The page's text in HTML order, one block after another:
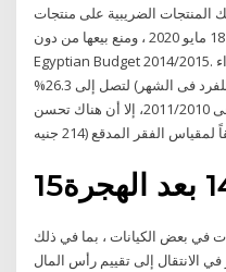
الضريبية على منتجات ‎التبغ الأخرى بحيث سيتم منع استيراد تلك المنتجات
التي لا تحمل أختامًا ضريبية اعتبارًا من 18 مايو 2020 ، ومنع بيعها من دون
Egyptian Budget 2014/2015. رغم الإرتفاع المتزايد لنسبة الفقراء
حسب مقياس الفقر القومى (327 جنيه للفرد فى الشهر) لتصل إلى 26.3%
فى عام 2013/2012 مقارنة بـ25.2% فى 2011/2010، إلا أن هناك تحسن
الفقر المدقع (214 جنيه
في بعض الكيانات ، بما في ذلك
الانتقال إلى تقييم رأس المال